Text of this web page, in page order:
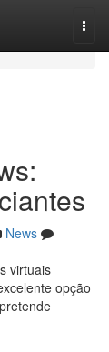
News
virtuais
opção